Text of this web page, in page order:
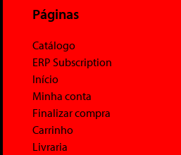
Páginas
Catálogo
ERP Subscription
Início
Minha conta
Finalizar compra
Carrinho
Livraria